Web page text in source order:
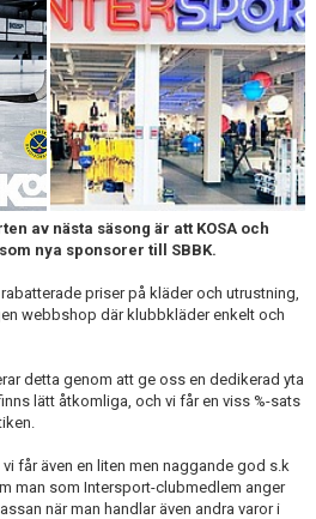
av nästa säsong är att KOSA och
nya sponsorer till SBBK.
priser på kläder och utrustning,
webbshop där klubbkläder enkelt och
detta genom att ge oss en dedikerad yta
lätt åtkomliga, och vi får en viss %-sats
får även en liten men naggande god s.k
man som Intersport-clubmedlem anger
när man handlar även andra varor i